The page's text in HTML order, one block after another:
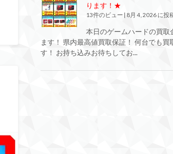
ります！★
13件のビュー | 8月 4, 2026 に投
本日のゲームハードの買取
ます！ 県内最高値買取保証！ 何台でも買
す！ お持ち込みお待ちしてお...